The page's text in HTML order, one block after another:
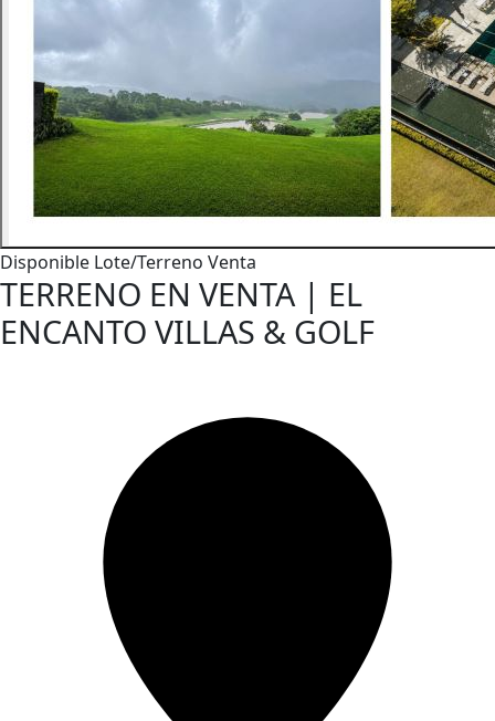
Disponible Lote/Terreno Venta
TERRENO EN VENTA | EL
ENCANTO VILLAS & GOLF